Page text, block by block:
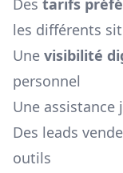
Des tarifs
les différents
Une visibilité
personnel
Une assistance
Des leads
outils